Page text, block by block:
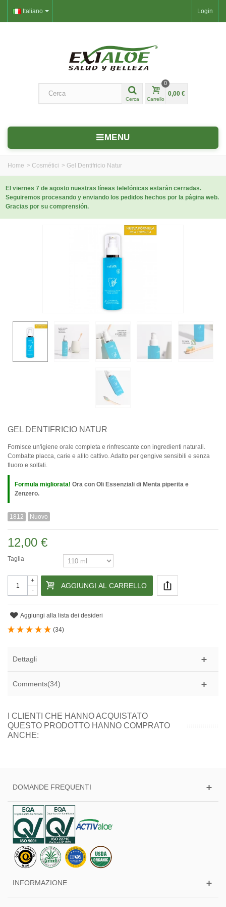
Login
Italiano
Cerca Carrello
0
0,00 €
MENU
Home > Cosmétici > Gel Dentifricio Natur
El viernes 7 de agosto nuestras líneas telefónicas estarán cerradas.
Seguiremos procesando y enviando los pedidos hechos por la página web.
Gracias por su comprensión.
GEL DENTIFRICIO NATUR
Fornisce un'igiene orale completa e rinfrescante con ingredienti naturali.
Combatte placca, carie e alito cattivo. Adatto per gengive sensibili e senza
fluoro e solfati.
Formula migliorata! Ora con Oli Essenziali di Menta piperita e
Zenzero.
1812 Nuovo
12,00 €
Taglia
-
+
AGGIUNGI AL CARRELLO
Aggiungi alla lista dei desideri
(34)
Dettagli
Comments(34)
I CLIENTI CHE HANNO ACQUISTATO
QUESTO PRODOTTO HANNO COMPRATO
ANCHE:
DOMANDE FREQUENTI
INFORMAZIONE